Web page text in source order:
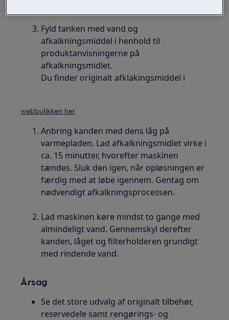
Fyld tanken med vand og
afkalkningsmiddel i henhold til
produktanvisningerne på
afkalkningsmidlet.
Du finder originalt afklakingsmiddel i
webbutikken her
Anbring kanden med dens låg på
varmepladen. Lad afkalkningsmidlet virke i
ca. 15 minutter, hvorefter maskinen
tændes. Sluk den igen, når opløsningen er
færdig med at løbe igennem. Gentag om
nødvendigt afkalkningsprocessen.
Lad maskinen køre mindst to gange med
almindeligt vand. Gennemskyl derefter
kanden, låget og filterholderen grundigt
med rindende vand.
Årsag
Se det store udvalg af originalt tilbehør,
reservedele samt rengørings- og